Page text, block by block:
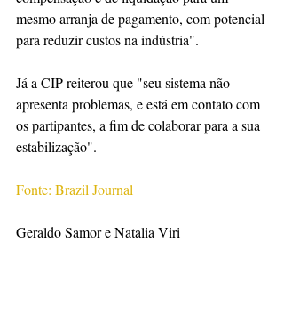
mesmo arranja de pagamento, com potencial
para reduzir custos na indústria".
Já a CIP reiterou que "seu sistema não
apresenta problemas, e está em contato com
os partipantes, a fim de colaborar para a sua
estabilização".
Fonte: Brazil Journal
Geraldo Samor e Natalia Viri